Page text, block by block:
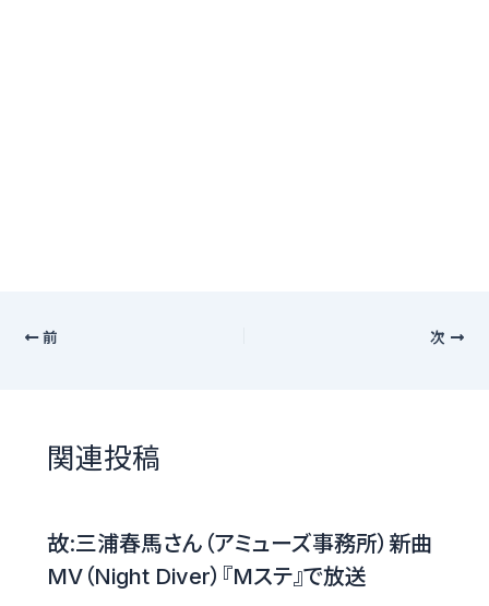
前 次
関連投稿
故:三浦春馬さん（アミューズ事務所）新曲
MV（Night Diver）『Mステ』で放送